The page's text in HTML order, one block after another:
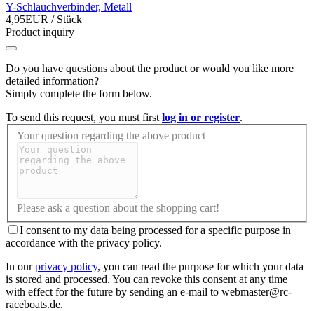
Y-Schlauchverbinder, Metall
4,95EUR / Stück
Product inquiry
Do you have questions about the product or would you like more
detailed information?
Simply complete the form below.
To send this request, you must first log in or register.
Your question regarding the above product
Please ask a question about the shopping cart!
I consent to my data being processed for a specific purpose in
accordance with the privacy policy.
In ourprivacy policy, you can read the purpose for which your data
is stored and processed. You can revoke this consent at any time
with effect for the future by sending an e-mail to webmaster@rc-
raceboats.de.